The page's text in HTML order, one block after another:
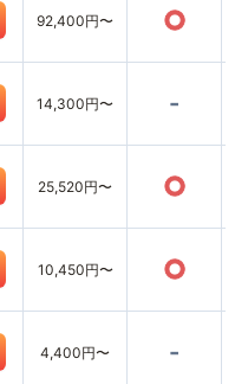
92,400円〜 ○
14,300円〜 -
25,520円〜 ○
10,450円〜 ○
4,400円〜 -